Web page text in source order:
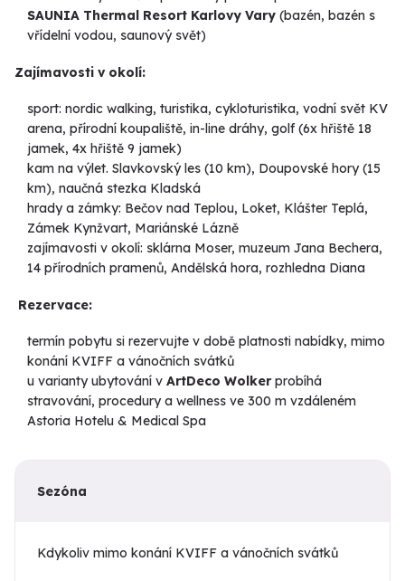
SAUNIA Thermal Resort Karlovy Vary (bazén, bazén s
vřídelní vodou, saunový svět)
Zajímavosti v okolí:
sport: nordic walking, turistika, cykloturistika, vodní svět KV
arena, přírodní koupaliště, in-line dráhy, golf (6x hřiště 18
jamek, 4x hřiště 9 jamek)
kam na výlet. Slavkovský les (10 km), Doupovské hory (15
km), naučná stezka Kladská
hrady a zámky: Bečov nad Teplou, Loket, Klášter Teplá,
Zámek Kynžvart, Mariánské Lázně
zajímavosti v okolí: sklárna Moser, muzeum Jana Bechera,
14 přírodních pramenů, Andělská hora, rozhledna Diana
Rezervace:
termín pobytu si rezervujte v době platnosti nabídky, mimo
konání KVIFF a vánočních svátků
u varianty ubytování v ArtDeco Wolkerprobíhá
stravování, procedury a wellness ve 300 m vzdáleném
Astoria Hotelu & Medical Spa
Sezóna
Kdykoliv mimo konání KVIFF a vánočních svátků